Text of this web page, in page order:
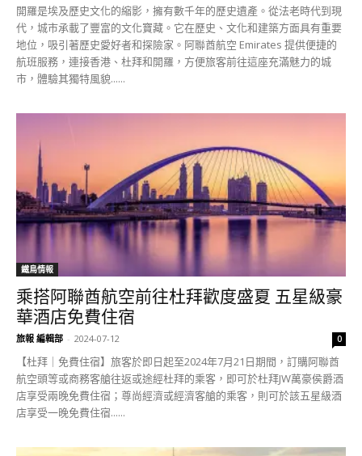
開羅是埃及歷史文化的縮影，擁有數千年的歷史遺產。從法老時代到現
代，城市承載了豐富的文化寶藏。它在歷史、文化和建築方面具有重要
地位，吸引著歷史愛好者和探險家。阿聯酋航空 Emirates 提供便捷的
航班服務，連接香港、杜拜和開羅，方便旅客前往這座充滿魅力的城
市，體驗其獨特風貌......
鐵鳥情報
乘搭阿聯酋航空前往杜拜歡度盛夏 五星級豪
華酒店免費住宿
旅報 編輯部 - 2024-07-12 0
【杜拜｜免費住宿】旅客於即日起至2024年7月21日期間，訂購阿聯酋
航空頭等或商務客艙往返或途經杜拜的乘客，即可於杜拜JW萬豪侯爵酒
店享受兩晚免費住宿；尊尚經濟或經濟客艙的乘客，則可於該五星級酒
店享受一晚免費住宿......